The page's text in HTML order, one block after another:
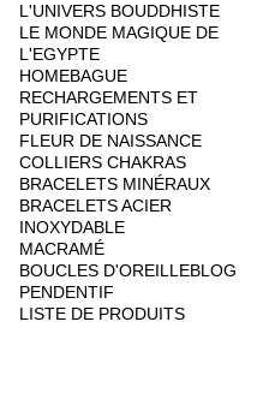
L'UNIVERS BOUDDHISTE
LE MONDE MAGIQUE DE
L'EGYPTE
HOMEBAGUE
RECHARGEMENTS ET
PURIFICATIONS
FLEUR DE NAISSANCE
COLLIERS CHAKRAS
BRACELETS MINÉRAUX
BRACELETS ACIER
INOXYDABLE
MACRAMÉ
BOUCLES D'OREILLEBLOG
PENDENTIF
LISTE DE PRODUITS